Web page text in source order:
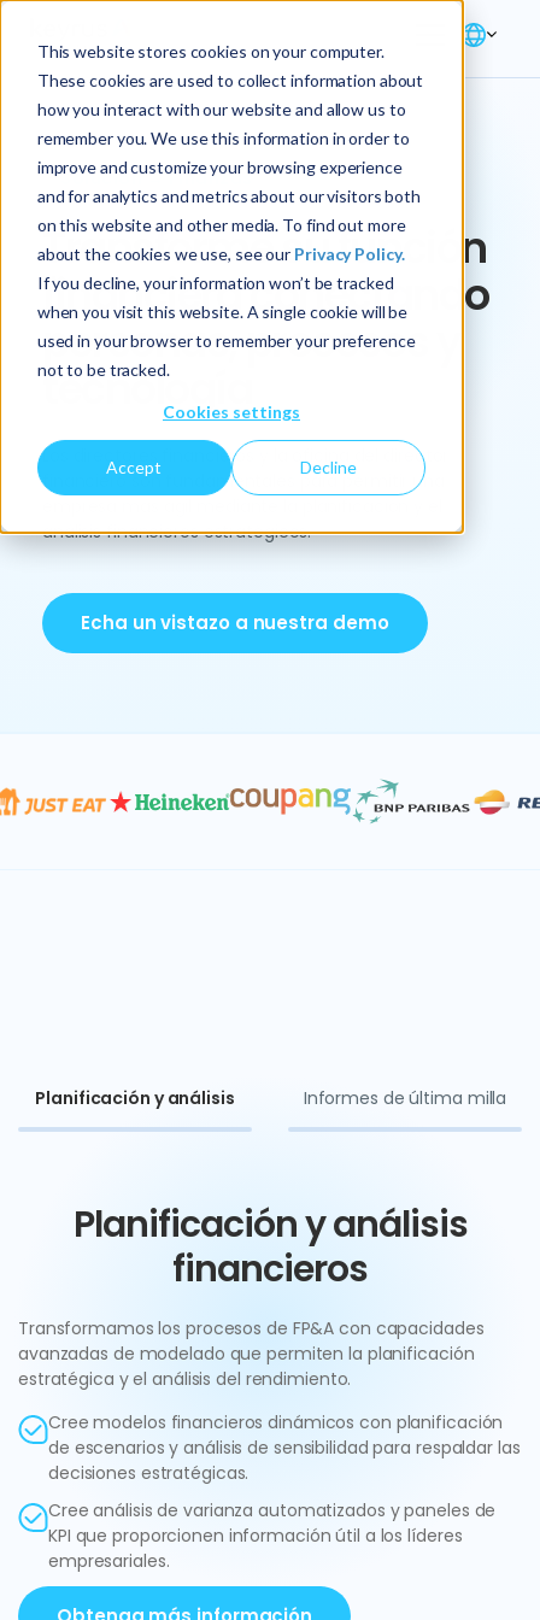
This website stores cookies on your computer.
These cookies are used to collect information about
how you interact with our website and allow us to
remember you. We use this information in order to
improve and customize your browsing experience
and for analytics and metrics about our visitors both
on this website and other media. To find out more
about the cookies we use, see our Privacy Policy.
If you decline, your information won’t be tracked
when you visit this website. A single cookie will be
used in your browser to remember your preference
not to be tracked.
Cookies settings
Accept Decline
Solución → Finanzas
Transforme su función
financiera conectando
personas, procesos y
tecnología
Los directores financieros y la oficina del director
financiero son fundamentales para permitir una
análisis financieros estratégicos.
Echa un vistazo a nuestra demo
Planificación y análisis Informes de última milla
Planificación y análisis
financieros
Transformamos los procesos de FP&A con capacidades
avanzadas de modelado que permiten la planificación
estratégica y el análisis del rendimiento.
Cree modelos financieros dinámicos con planificación
de escenarios y análisis de sensibilidad para respaldar las
decisiones estratégicas.
Cree análisis de varianza automatizados y paneles de
KPI que proporcionen información útil a los líderes
empresariales.